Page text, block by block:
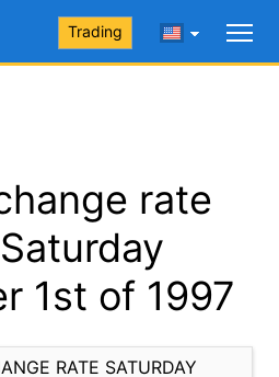
Trading
rate
1st of 1997
RATE SATURDAY